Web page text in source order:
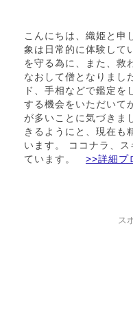
こんにちは、織姫と申
象は日常的に体験して
を守る為に、また、救
なおして僧となりまし
ド、手相などで鑑定を
する機会をいただいて
が多いことに気づきま
きるようにと、現在も
います。 ココナラ、
ています。 >>詳細プ
ス